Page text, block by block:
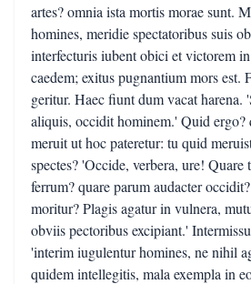
artes? omnia ista mortis morae sunt.
homines, meridie spectatoribus suis
interfecturis iubent obici et victorem
caedem; exitus pugnantium mors est.
geritur. Haec fiunt dum vacat harena.
aliquis, occidit hominem.' Quid
meruit ut hoc pateretur: tu quid
spectes? 'Occide, verbera, ure!
ferrum? quare parum audacter
moritur? Plagis agatur in vulnera,
obviis pectoribus excipiant.'
'interim iugulentur homines, ne nihil
quidem intellegitis, mala exempla in